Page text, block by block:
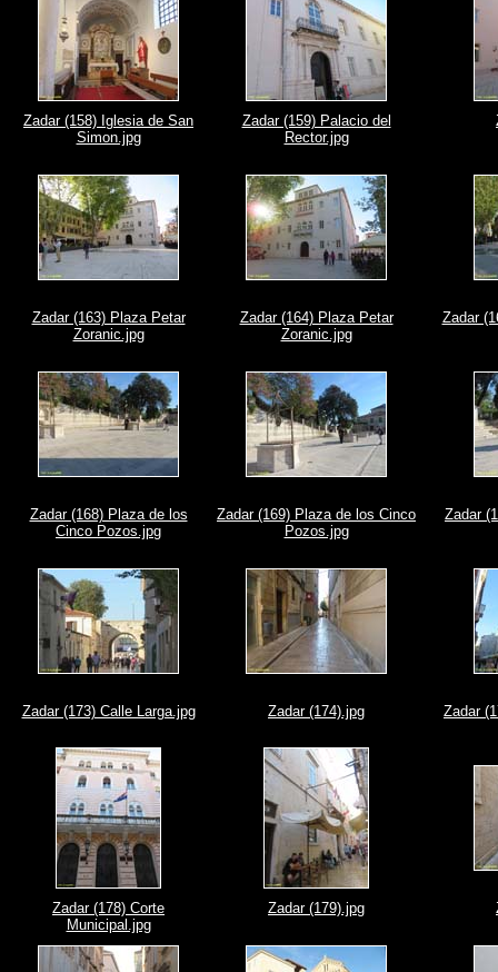
Zadar (158) Iglesia de San
Simon.jpg
Zadar (159) Palacio del
Rector.jpg
Zadar (163) Plaza Petar
Zoranic.jpg
Zadar (164) Plaza Petar
Zoranic.jpg
Zadar
Zadar (168) Plaza de los
Cinco Pozos.jpg
Zadar (169) Plaza de los Cinco
Pozos.jpg
Zadar
Zadar (173) Calle Larga.jpg Zadar (174).jpg Zadar
Zadar (178) Corte
Municipal.jpg
Zadar (179).jpg